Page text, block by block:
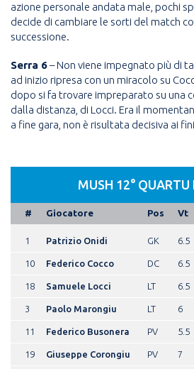
azione personale andata male, pochi
decide di cambiare le sorti del match
successione.
Serra 6– Non viene impegnato più di
ad inizio ripresa con un miracolo su
dopo si fa trovare impreparato su una
dalla distanza, di Locci. Era il
a fine gara, non è risultata decisiva ai
MUSH 12° QUARTU
# Giocatore Pos Vt
1 Patrizio Onidi GK 6.5
10 Federico Cocco DC 6.5
18 Samuele Locci LT 6.5
3 Paolo Marongiu LT 6
11 Federico Busonera PV 5.5
19 Giuseppe Corongiu PV 7